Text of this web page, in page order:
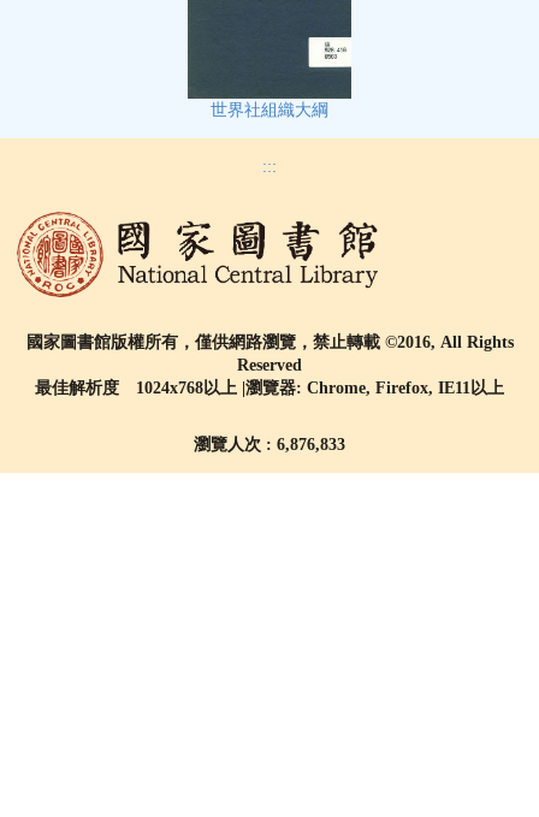
世界社組織大綱
:::
國家圖書館版權所有，僅供網路瀏覽，禁止轉載 ©2016, All Rights
Reserved
最佳解析度 1024x768以上 |瀏覽器: Chrome, Firefox, IE11以上
瀏覽人次 : 6,876,833